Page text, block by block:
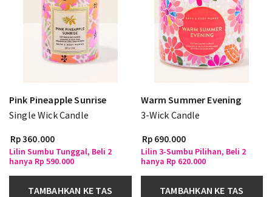
Pink Pineapple Sunrise
Single Wick Candle
Rp 360.000
Lilin Sumbu Tunggal, Beli 2
hanya Rp 590.000
TAMBAHKAN KE TAS
Warm Summer Evening
3-Wick Candle
Rp 690.000
Lilin 3-Sumbu Pilihan, Beli 2
hanya Rp 620.000
TAMBAHKAN KE TAS